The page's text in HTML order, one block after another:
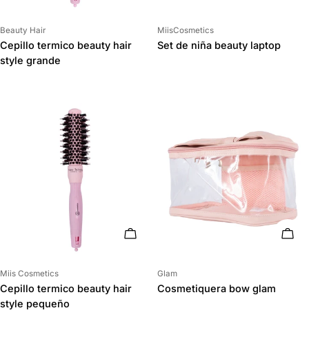
Proveedor:
Beauty Hair
Cepillo termico beauty hair
style grande
Proveedor:
MiisCosmetics
Set de niña beauty laptop
AÑADIR AL CARRITO
Proveedor:
Miis Cosmetics
Cepillo termico beauty hair
style pequeño
Proveedor:
Glam
Cosmetiquera bow glam